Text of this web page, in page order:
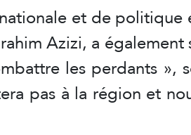
et de politique
Azizi, a
les perdants »,
pas à la région et